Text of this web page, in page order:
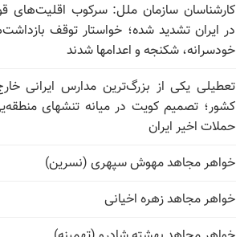
کارشناسان سازمان ملل: سرکوب اقلیت‌های
در ایران تشدید شده؛ خواستار توقف
خودسرانه، شکنجه و اعدامها شدند
تعطیلی یکی از بزرگ‌ترین مدارس ایرانی
کشور؛ تصمیم کویت در میانه تنشهای
حملات اخیر ایران
خواهر مجاهد مهوش سپهری (نسرین)
خواهر مجاهد زهره اخیانی